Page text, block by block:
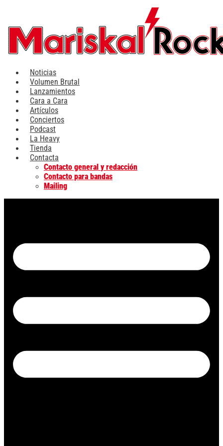
contenido
Noticias
Volumen Brutal
Lanzamientos
Cara a Cara
Artículos
Conciertos
Podcast
La Heavy
Tienda
Contacta
Contacto general y redacción
Contacto para bandas
Mailing